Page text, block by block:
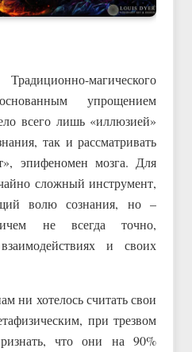
магического
упрощением
всего лишь «иллюзией»
так и рассматривать
эпифеномен мозга. Для
сложный инструмент,
волю сознания, но –
не всегда точно,
и своих
ни хотелось считать свои
при трезвом
что они на 90%